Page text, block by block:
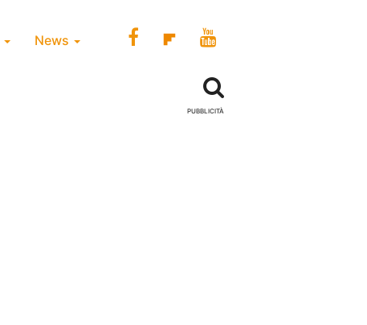
News
PUBBLICITÀ